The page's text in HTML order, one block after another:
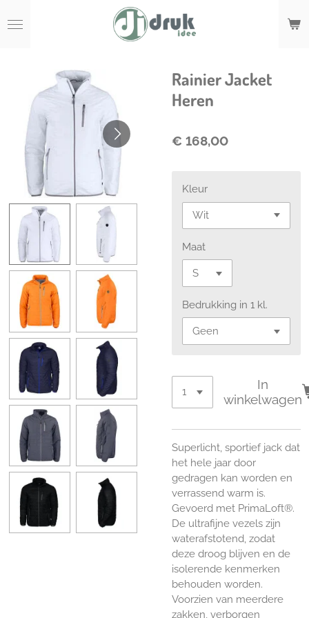
direct
hoofdinhoud
Rainier Jacket
Heren
€ 168,00
Kleur
Maat
Bedrukking in 1 kl.
In
winkelwagen
Superlicht, sportief jack dat
het hele jaar door
gedragen kan worden en
verrassend warm is.
Gevoerd met PrimaLoft®.
De ultrafijne vezels zijn
waterafstotend, zodat
deze droog blijven en de
isolerende kenmerken
behouden worden.
Voorzien van meerdere
zakken, verborgen